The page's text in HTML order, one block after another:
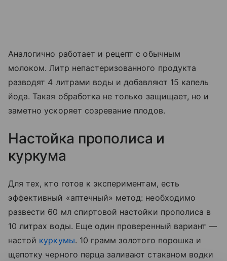
Аналогично работает и рецепт с обычным
молоком. Литр непастеризованного продукта
разводят 4 литрами воды и добавляют 15 капель
йода. Такая обработка не только защищает, но и
заметно ускоряет созревание плодов.
Настойка прополиса и
куркума
Для тех, кто готов к экспериментам, есть
эффективный «аптечный» метод: необходимо
развести 60 мл спиртовой настойки прополиса в
10 литрах воды. Еще один проверенный вариант —
настой куркумы. 10 грамм золотого порошка и
щепотку черного перца заливают стаканом водки